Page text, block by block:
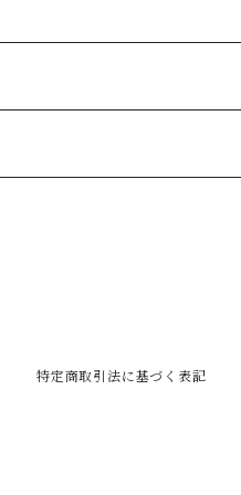
特定商取引法に基づく表記